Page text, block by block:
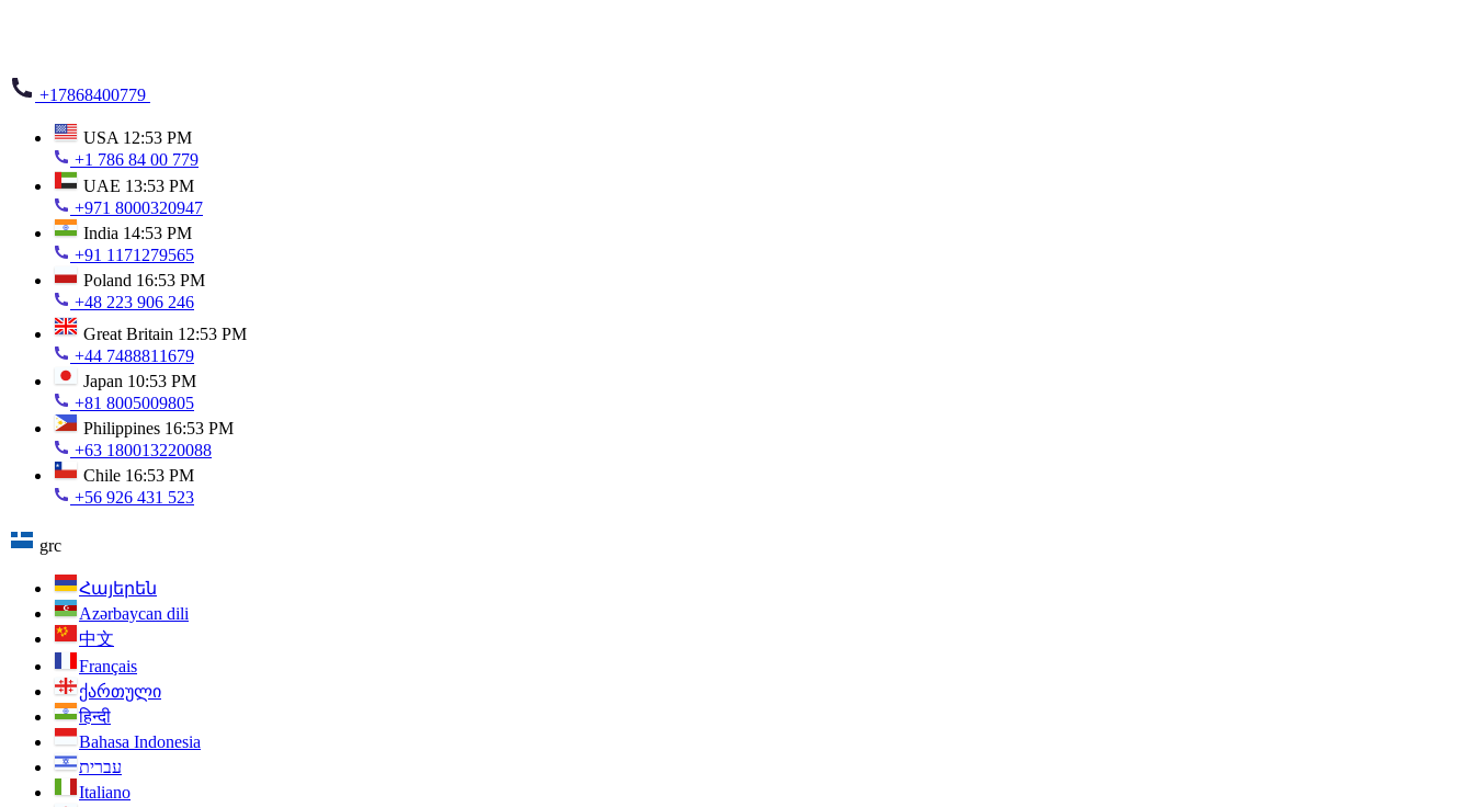
+17868400779
USA 12:53 PM
+1 786 84 00 779
UAE 13:53 PM
+971 8000320947
India 14:53 PM
+91 1171279565
Poland 16:53 PM
+48 223 906 246
Great Britain 12:53 PM
+44 7488811679
Japan 10:53 PM
+81 8005009805
Philippines 16:53 PM
+63 180013220088
Chile 16:53 PM
+56 926 431 523
grc
Հայերեն
Azərbaycan dili
中文
Français
ქართული
हिन्दी
Bahasa Indonesia
עברית
Italiano